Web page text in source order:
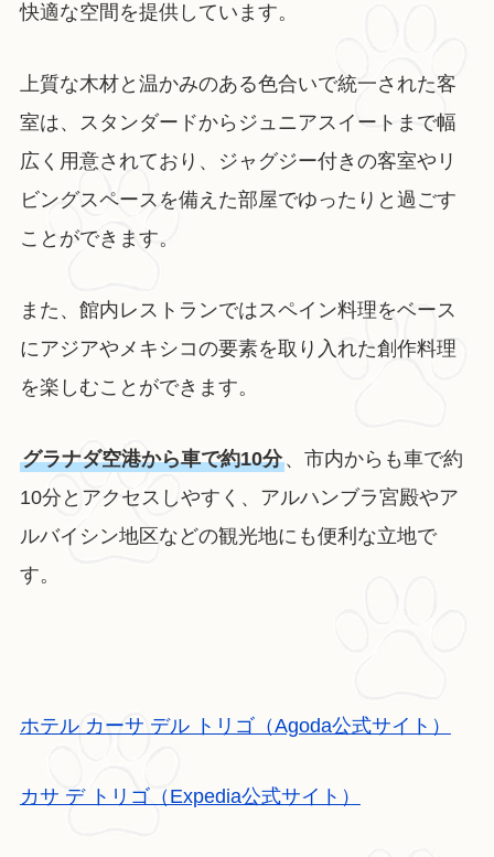
快適な空間を提供しています。
上質な木材と温かみのある色合いで統一された客
室は、スタンダードからジュニアスイートまで幅
広く用意されており、ジャグジー付きの客室やリ
ビングスペースを備えた部屋でゆったりと過ごす
ことができます。
また、館内レストランではスペイン料理をベース
にアジアやメキシコの要素を取り入れた創作料理
を楽しむことができます。
グラナダ空港から車で約10分、市内からも車で約
10分とアクセスしやすく、アルハンブラ宮殿やア
ルバイシン地区などの観光地にも便利な立地で
す。
ホテル カーサ デル トリゴ（Agoda公式サイト）
カサ デ トリゴ（Expedia公式サイト）